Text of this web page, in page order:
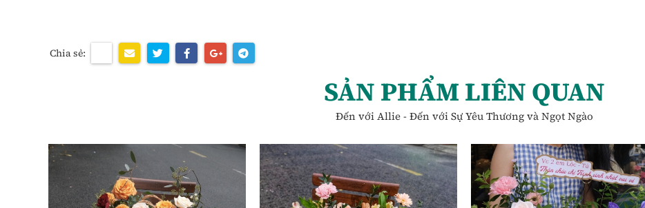
Chia sẻ:
SẢN PHẨM LIÊN QUAN
Đến với Allie - Đến với Sự Yêu Thương và Ngọt Ngào